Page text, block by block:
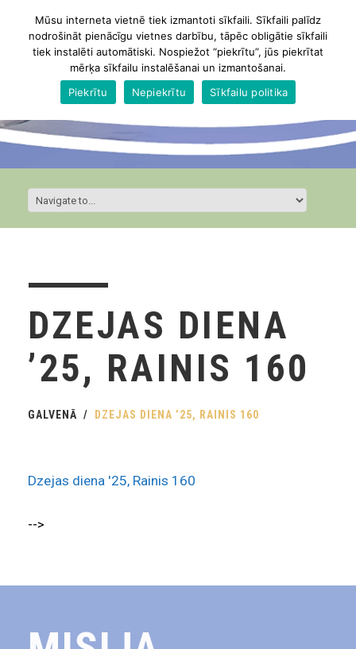
DZEJAS DIENA
’25, RAINIS 160
GALVENĀ DZEJAS DIENA ’25, RAINIS 160
Dzejas diena '25, Rainis 160
-->
Mūsu interneta vietnē tiek izmantoti sīkfaili. Sīkfaili palīdz
nodrošināt pienācīgu vietnes darbību, tāpēc obligātie sīkfaili
tiek instalēti automātiski. Nospiežot “piekrītu”, jūs piekrītat
mērķa sīkfailu instalēšanai un izmantošanai.
Piekrītu
Nepiekrītu Sīkfailu politika